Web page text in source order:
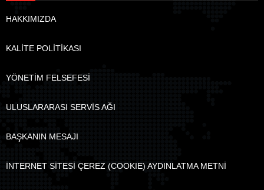
HAKKIMIZDA
KALİTE POLİTİKASI
YÖNETİM FELSEFESİ
ULUSLARARASI SERVİS AĞI
BAŞKANIN MESAJI
İNTERNET SİTESİ ÇEREZ (COOKIE) AYDINLATMA METNİ